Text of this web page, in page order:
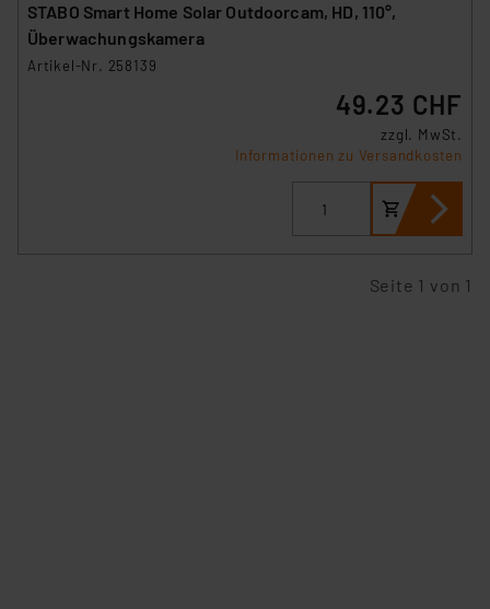
STABO Smart Home Solar Outdoorcam, HD, 110°,
Überwachungskamera
Artikel-Nr. 258139
49.23 CHF
zzgl. MwSt.
Informationen zu Versandkosten
Seite 1 von 1